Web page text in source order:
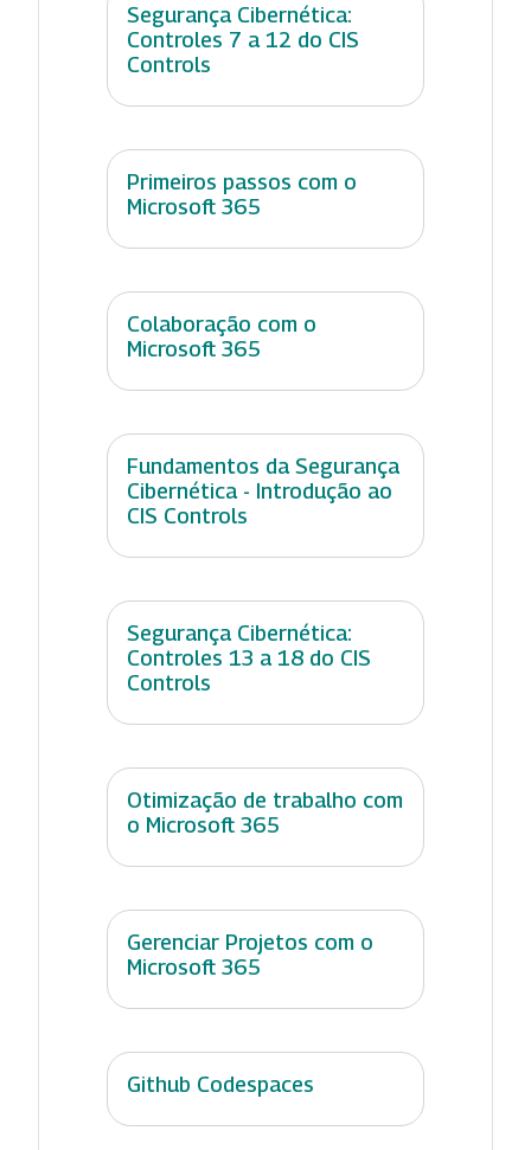
Segurança Cibernética:
Controles 7 a 12 do CIS
Controls
Primeiros passos com o
Microsoft 365
Colaboração com o
Microsoft 365
Fundamentos da Segurança
Cibernética - Introdução ao
CIS Controls
Segurança Cibernética:
Controles 13 a 18 do CIS
Controls
Otimização de trabalho com
o Microsoft 365
Gerenciar Projetos com o
Microsoft 365
Github Codespaces